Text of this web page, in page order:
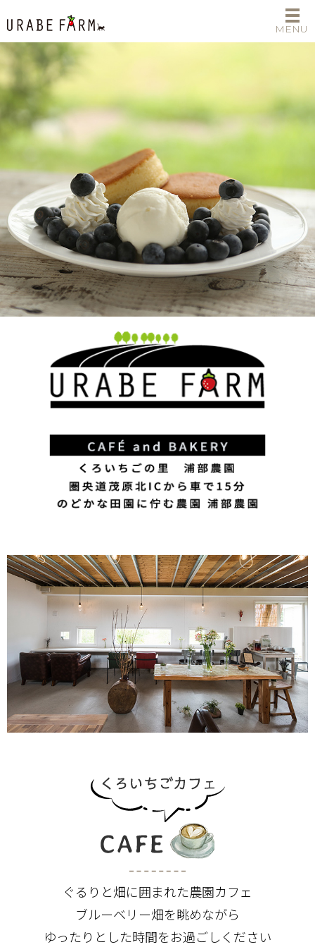
ぐるりと畑に囲まれた農園カフェ
ブルーベリー畑を眺めながら
ゆったりとした時間をお過ごしください